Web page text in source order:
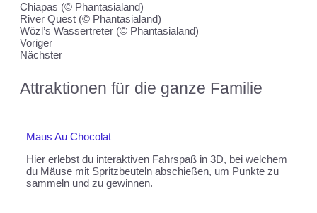
Chiapas (© Phantasialand)
River Quest (© Phantasialand)
Wözl’s Wassertreter (© Phantasialand)
Voriger
Nächster
Attraktionen für die ganze Familie
Maus Au Chocolat
Hier erlebst du interaktiven Fahrspaß in 3D, bei welchem
du Mäuse mit Spritzbeuteln abschießen, um Punkte zu
sammeln und zu gewinnen.